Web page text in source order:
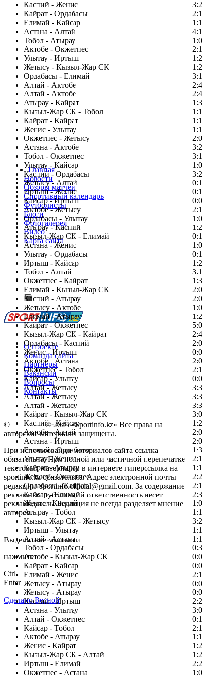
Каспий - Женис
3:2
Кайрат - Ордабасы
2:1
Елимай - Кайсар
1:1
Астана - Алтай
4:1
Тобол - Атырау
1:0
Актобе - Окжетпес
2:1
Улытау - Иртыш
1:2
Жетысу - Кызыл-Жар СК
1:2
Ордабасы - Елимай
3:1
Алтай - Актобе
2:4
Алтай - Актобе
2:4
Атырау - Кайрат
1:3
Кызыл-Жар СК - Тобол
1:1
Кайрат - Кайрат
1:1
Женис - Улытау
1:1
Окжетпес - Жетысу
2:0
Астана - Актобе
3:2
Тобол - Окжетпес
3:1
Улытау - Кайсар
1:0
Каспий - Ордабасы
3:2
Жетысу - Алтай
0:1
Иртыш - Женис
0:1
Кайсар - Иртыш
0:0
Актобе - Жетысу
2:1
Ордабасы - Улытау
1:0
Атырау - Каспий
1:2
Кызыл-Жар СК - Елимай
0:1
Астана - Женис
1:0
Улытау - Ордабасы
0:1
Иртыш - Кайсар
1:2
Тобол - Алтай
3:1
Окжетпес - Кайрат
1:3
Елимай - Кызыл-Жар СК
2:0
Каспий - Атырау
2:0
Жетысу - Актобе
1:0
Елимай - Атырау
1:2
Кайрат - Окжетпес
5:0
Кызыл-Жар СК - Кайрат
2:4
Ордабасы - Каспий
2:0
Женис - Иртыш
0:0
Актобе - Астана
2:0
Окжетпес - Тобол
2:1
Кайсар - Улытау
0:0
Алтай - Жетысу
3:3
Алтай - Жетысу
3:3
Алтай - Жетысу
3:3
Кайрат - Кызыл-Жар СК
3:0
Каспий - Кайсар
1:2
Актобе - Алтай
2:0
Астана - Иртыш
2:0
Елимай - Ордабасы
1:3
Улытау - Женис
2:1
Кайрат - Атырау
1:1
Жетысу - Окжетпес
2:2
Ордабасы - Кайрат
2:1
Кайсар - Елимай
2:3
Женис - Каспий
1:0
Атырау - Тобол
1:1
Кызыл-Жар СК - Жетысу
3:2
Иртыш - Улытау
1:1
Алтай - Астана
1:1
Тобол - Ордабасы
0:3
Актобе - Кызыл-Жар СК
0:0
Кайрат - Кайсар
0:0
Елимай - Женис
2:1
Жетысу - Атырау
0:0
Жетысу - Атырау
0:0
Каспий - Иртыш
2:2
Астана - Улытау
3:0
Алтай - Окжетпес
0:1
Кайсар - Тобол
2:1
Актобе - Атырау
1:1
Женис - Кайрат
1:2
Кызыл-Жар СК - Алтай
1:2
Иртыш - Елимай
2:2
Окжетпес - Астана
1:0
Главная
Новости
Обзоры матчей
Спортивный календарь
Футболисты
Блоги
Фотогалерея
Видео
Карта сайта
Есть идея?
Сообщить о мероприятии
Перейти на старый сайт
О проекте
Команда сайта
Партнеры
Вакансии
Вопросы
Контакты
© Copyright© 2025 «Sportinfo.kz» Все права на
авторские материалы защищены.
При использовании материалов сайта ссылка
обязательна. При полной или частичной перепечатке
текстовых материалов в интернете гиперссылка на
sportinfo.kz обязательна. Адрес электронной почты
редакции: sportinfo.official@gmail.com. За содержание
рекламных публикаций ответственность несет
рекламодатель. Редакция не всегда разделяет мнение
авторов.
Заметили ошибку в тексте?
Выделите ее мышью и
нажмите
Ctrl
Enter
Сделано Весной